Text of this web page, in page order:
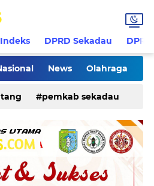
Indeks DPRD Sekadau
News Olahraga
Sanggau Sekadau
kriminal
pemkab sekadau